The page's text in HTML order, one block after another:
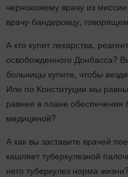
чернокожему врачу из
врачу-бандеровцу,
А кто купит лекарства,
освобожденного Донбасса?
больницы купите, чтобы
Или по Конституции мы
равнее в плане
медициной?
А как вы заставите врачей
кашляет туберкулезной
него туберкулез норма